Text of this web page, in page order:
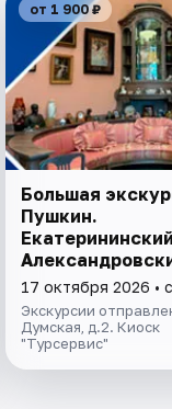
от 1 900 ₽
Большая
Пушкин.
дворцы
17 октября 2026 •
Экскурсии
Думская, д.2. Киоск
"Турсервис"